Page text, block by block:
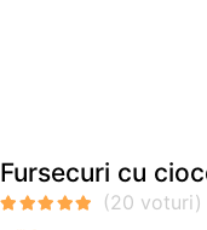
Fursecuri cu